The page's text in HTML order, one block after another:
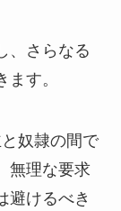
、さらなる
す。
奴隷の間で
無理な要求
避けるべき